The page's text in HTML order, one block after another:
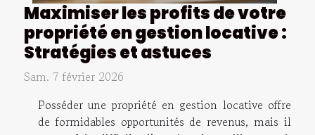
Maximiser les profits de votre
propriété en gestion locative :
Stratégies et astuces
Sam. 7 février 2026
Posséder une propriété en gestion locative offre
de formidables opportunités de revenus, mais il